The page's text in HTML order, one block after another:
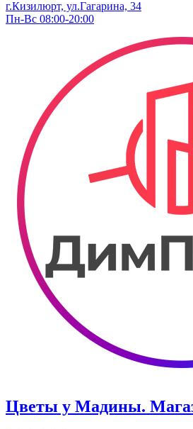
г.Кизилюрт, ул.Гагарина, 34
Пн-Вс 08:00-20:00
Цветы у Мадины.